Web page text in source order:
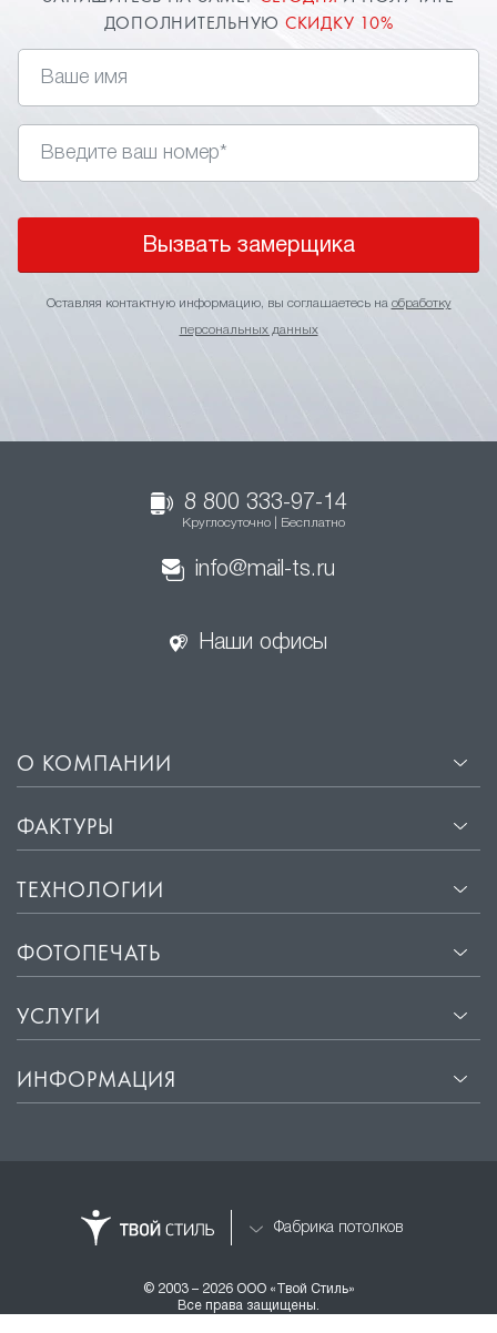
ДОПОЛНИТЕЛЬНУЮ СКИДКУ 10%
Вызвать замерщика
Оставляя контактную информацию, вы соглашаетесь на обработку
персональных данных
8 800 333-97-14
Круглосуточно | Бесплатно
info@mail-ts.ru
Наши офисы
О КОМПАНИИ
ФАКТУРЫ
ТЕХНОЛОГИИ
ФОТОПЕЧАТЬ
УСЛУГИ
ИНФОРМАЦИЯ
Фабрика потолков
© 2003 – 2026 ООО «Твой Стиль»
Все права защищены.